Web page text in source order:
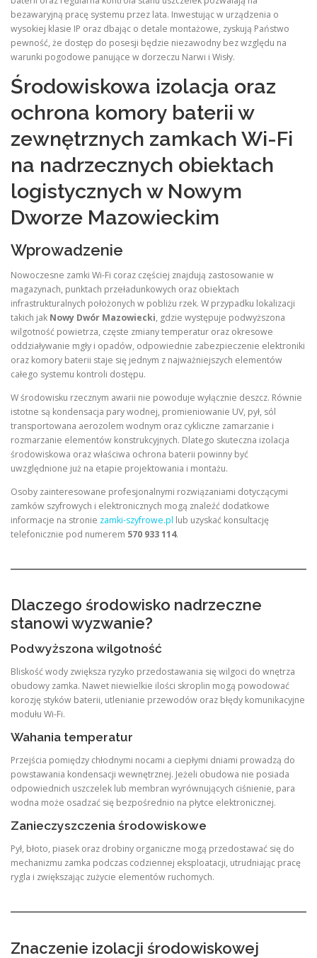
bezawaryjną pracę systemu przez lata. Inwestując w urządzenia o
wysokiej klasie IP oraz dbając o detale montażowe, zyskują Państwo
pewność, że dostęp do posesji będzie niezawodny bez względu na
warunki pogodowe panujące w dorzeczu Narwi i Wisły.
Środowiskowa izolacja oraz
ochrona komory baterii w
zewnętrznych zamkach Wi-Fi
na nadrzecznych obiektach
logistycznych w Nowym
Dworze Mazowieckim
Wprowadzenie
Nowoczesne zamki Wi-Fi coraz częściej znajdują zastosowanie w
magazynach, punktach przeładunkowych oraz obiektach
infrastrukturalnych położonych w pobliżu rzek. W przypadku lokalizacji
takich jak Nowy Dwór Mazowiecki, gdzie występuje podwyższona
wilgotność powietrza, częste zmiany temperatur oraz okresowe
oddziaływanie mgły i opadów, odpowiednie zabezpieczenie elektroniki
oraz komory baterii staje się jednym z najważniejszych elementów
całego systemu kontroli dostępu.
W środowisku rzecznym awarii nie powoduje wyłącznie deszcz. Równie
istotne są kondensacja pary wodnej, promieniowanie UV, pył, sól
transportowana aerozolem wodnym oraz cykliczne zamarzanie i
rozmarzanie elementów konstrukcyjnych. Dlatego skuteczna izolacja
środowiskowa oraz właściwa ochrona baterii powinny być
uwzględnione już na etapie projektowania i montażu.
Osoby zainteresowane profesjonalnymi rozwiązaniami dotyczącymi
zamków szyfrowych i elektronicznych mogą znaleźć dodatkowe
informacje na stronie zamki-szyfrowe.pl lub uzyskać konsultację
telefonicznie pod numerem 570 933 114.
Dlaczego środowisko nadrzeczne
stanowi wyzwanie?
Podwyższona wilgotność
Bliskość wody zwiększa ryzyko przedostawania się wilgoci do wnętrza
obudowy zamka. Nawet niewielkie ilości skroplin mogą powodować
korozję styków baterii, utlenianie przewodów oraz błędy komunikacyjne
modułu Wi-Fi.
Wahania temperatur
Przejścia pomiędzy chłodnymi nocami a ciepłymi dniami prowadzą do
powstawania kondensacji wewnętrznej. Jeżeli obudowa nie posiada
odpowiednich uszczelek lub membran wyrównujących ciśnienie, para
wodna może osadzać się bezpośrednio na płytce elektronicznej.
Zanieczyszczenia środowiskowe
Pył, błoto, piasek oraz drobiny organiczne mogą przedostawać się do
mechanizmu zamka podczas codziennej eksploatacji, utrudniając pracę
rygla i zwiększając zużycie elementów ruchomych.
Znaczenie izolacji środowiskowej